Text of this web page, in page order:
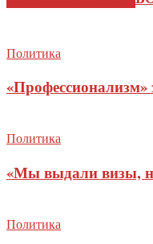
Политика
Политика
«Мы выдали визы,
Политика